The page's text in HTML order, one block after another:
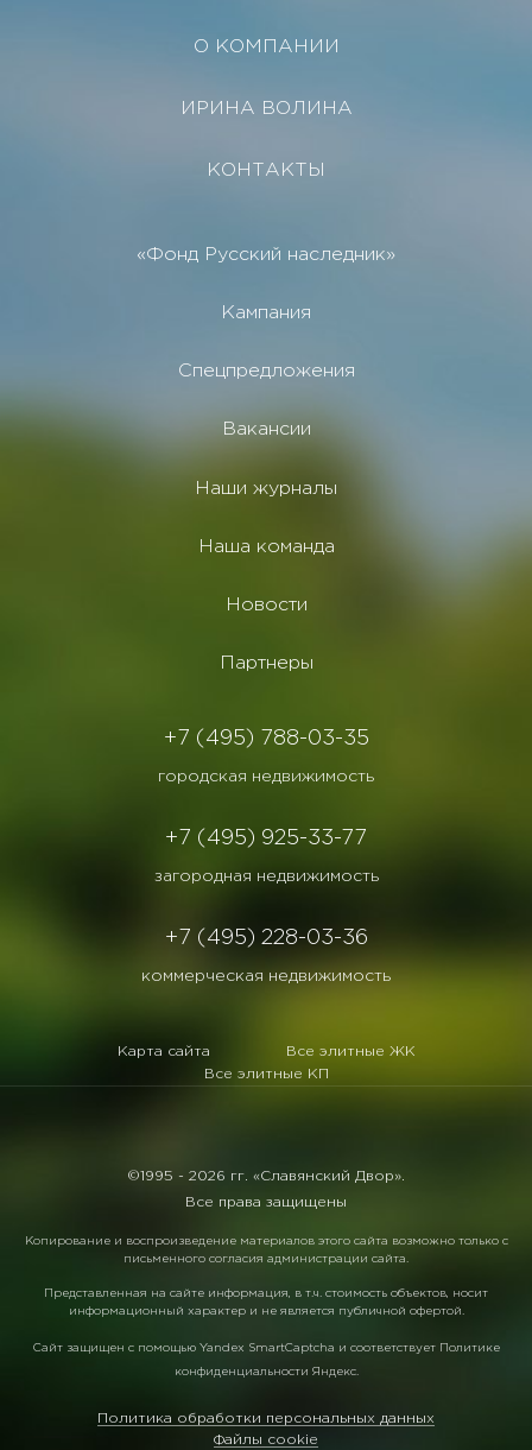
О КОМПАНИИ
ИРИНА ВОЛИНА
КОНТАКТЫ
«Фонд Русский наследник»
Кампания
Спецпредложения
Вакансии
Наши журналы
Наша команда
Новости
Партнеры
+7 (495) 788-03-35
городская недвижимость
+7 (495) 925-33-77
загородная недвижимость
+7 (495) 228-03-36
коммерческая недвижимость
Карта сайта
Все элитные ЖК
Все элитные КП
©1995 - 2026 гг. «Славянский Двор».
Все права защищены
Копирование и воспроизведение материалов этого сайта возможно только с
письменного согласия администрации сайта.
Представленная на сайте информация, в т.ч. стоимость объектов, носит
информационный характер и не является публичной офертой.
Сайт защищен с помощью Yandex SmartCaptcha и соответствует Политике
конфиденциальности Яндекс.
Политика обработки персональных данных
Файлы cookie